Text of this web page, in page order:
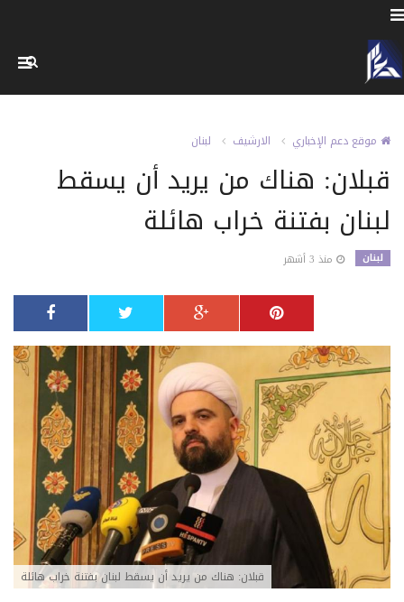
موقع دعم الإخباري الارشيف لبنان
قبلان: هناك من يريد أن يسقط
لبنان بفتنة خراب هائلة
لبنان منذ 3 أشهر
قبلان: هناك من يريد أن يسقط لبنان بفتنة خراب هائلة